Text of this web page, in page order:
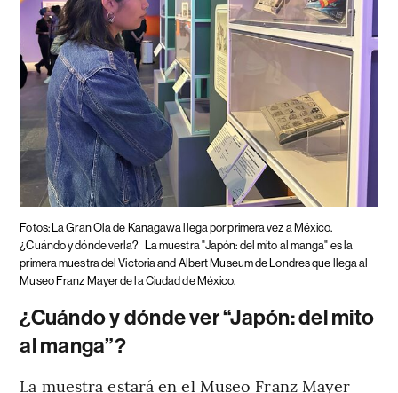
Fotos: La Gran Ola de Kanagawa llega por primera vez a México.
¿Cuándo y dónde verla? La muestra "Japón: del mito al manga" es la
primera muestra del Victoria and Albert Museum de Londres que llega al
Museo Franz Mayer de la Ciudad de México.
¿Cuándo y dónde ver “Japón: del mito
al manga”?
La muestra estará en el Museo Franz Mayer